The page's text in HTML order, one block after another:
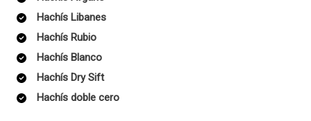
Hachís Libanes
Hachís Rubio
Hachís Blanco
Hachís Dry Sift
Hachís doble cero